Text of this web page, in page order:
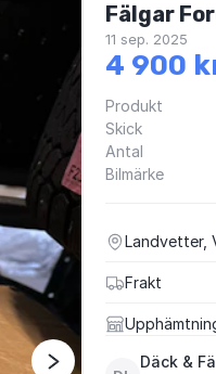
Fälgar
11 sep. 2025
4 900
Produkt
Skick
Antal
Bilmärke
Landvetter,
Frakt
Däck &